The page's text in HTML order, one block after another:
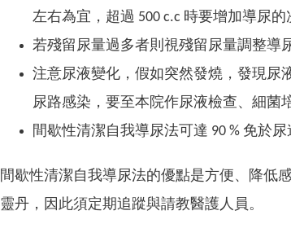
左右為宜，超過 500 c.c 時要增加導尿
若殘留尿量過多者則視殘留尿量調整導
注意尿液變化，假如突然發燒，發現尿
尿路感染，要至本院作尿液檢查、細菌
間歇性清潔自我導尿法可達 90 % 免於
間歇性清潔自我導尿法的優點是方便、降低
靈丹，因此須定期追蹤與請教醫護人員。